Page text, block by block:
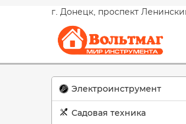
г. Донецк, проспект
Электроинструмент
Садовая техника